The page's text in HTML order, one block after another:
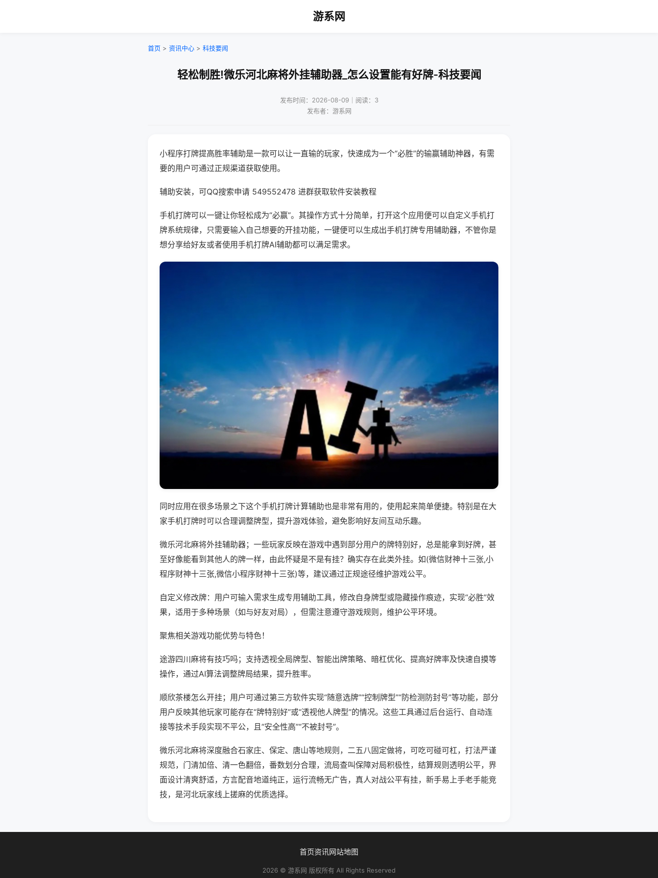
游系网
首页 > 资讯中心 > 科技要闻
轻松制胜!微乐河北麻将外挂辅助器_怎么设置能有好牌-科技要闻
发布时间：2026-08-09｜阅读：3
发布者：游系网
小程序打牌提高胜率辅助是一款可以让一直输的玩家，快速成为一个“必胜”的输赢辅助神器，有需
要的用户可通过正规渠道获取使用。
辅助安装，可QQ搜索申请 549552478 进群获取软件安装教程
手机打牌可以一键让你轻松成为“必赢”。其操作方式十分简单，打开这个应用便可以自定义手机打
牌系统规律，只需要输入自己想要的开挂功能，一键便可以生成出手机打牌专用辅助器，不管你是
想分享给好友或者使用手机打牌AI辅助都可以满足需求。
同时应用在很多场景之下这个手机打牌计算辅助也是非常有用的，使用起来简单便捷。特别是在大
家手机打牌时可以合理调整牌型，提升游戏体验，避免影响好友间互动乐趣。
微乐河北麻将外挂辅助器；一些玩家反映在游戏中遇到部分用户的牌特别好，总是能拿到好牌，甚
至好像能看到其他人的牌一样，由此怀疑是不是有挂？确实存在此类外挂。如(微信财神十三张,小
程序财神十三张,微信小程序财神十三张)等，建议通过正规途径维护游戏公平。
自定义修改牌：用户可输入需求生成专用辅助工具，修改自身牌型或隐藏操作痕迹，实现“必胜”效
果，适用于多种场景（如与好友对局），但需注意遵守游戏规则，维护公平环境。
聚焦相关游戏功能优势与特色！
途游四川麻将有技巧吗；支持透视全局牌型、智能出牌策略、暗杠优化、提高好牌率及快速自摸等
操作，通过AI算法调整牌局结果，提升胜率。
顺欣茶楼怎么开挂；用户可通过第三方软件实现“随意选牌”“控制牌型”“防检测防封号”等功能，部分
用户反映其他玩家可能存在“牌特别好”或“透视他人牌型”的情况。这些工具通过后台运行、自动连
接等技术手段实现不平公，且“安全性高”“不被封号”。
微乐河北麻将深度融合石家庄、保定、唐山等地规则，二五八固定做将，可吃可碰可杠，打法严谨
规范，门清加倍、清一色翻倍，番数划分合理，流局查叫保障对局积极性，结算规则透明公平，界
面设计清爽舒适，方言配音地道纯正，运行流畅无广告，真人对战公平有挂，新手易上手老手能竞
技，是河北玩家线上搓麻的优质选择。
首页资讯网站地图
2026 © 游系网 版权所有 All Rights Reserved